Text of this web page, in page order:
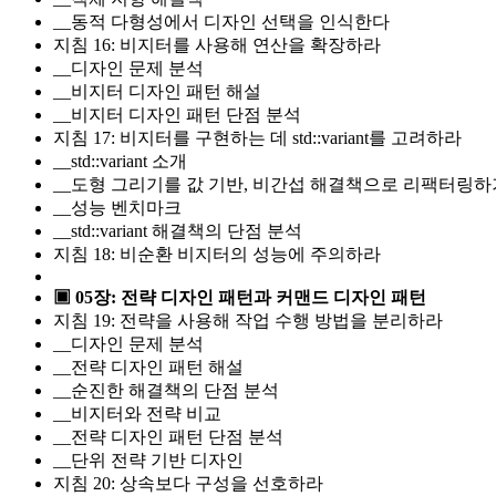
__동적 다형성에서 디자인 선택을 인식한다
지침 16: 비지터를 사용해 연산을 확장하라
__디자인 문제 분석
__비지터 디자인 패턴 해설
__비지터 디자인 패턴 단점 분석
지침 17: 비지터를 구현하는 데 std::variant를 고려하라
__std::variant 소개
__도형 그리기를 값 기반, 비간섭 해결책으로 리팩터링하
__성능 벤치마크
__std::variant 해결책의 단점 분석
지침 18: 비순환 비지터의 성능에 주의하라
▣ 05장: 전략 디자인 패턴과 커맨드 디자인 패턴
지침 19: 전략을 사용해 작업 수행 방법을 분리하라
__디자인 문제 분석
__전략 디자인 패턴 해설
__순진한 해결책의 단점 분석
__비지터와 전략 비교
__전략 디자인 패턴 단점 분석
__단위 전략 기반 디자인
지침 20: 상속보다 구성을 선호하라